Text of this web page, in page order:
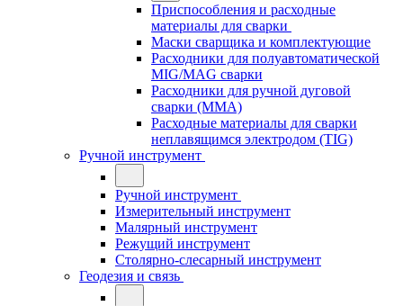
Приспособления и расходные
материалы для сварки
Маски сварщика и комплектующие
Расходники для полуавтоматической
MIG/MAG сварки
Расходники для ручной дуговой
сварки (MMA)
Расходные материалы для сварки
неплавящимся электродом (TIG)
Ручной инструмент
Ручной инструмент
Измерительный инструмент
Малярный инструмент
Режущий инструмент
Столярно-слесарный инструмент
Геодезия и связь